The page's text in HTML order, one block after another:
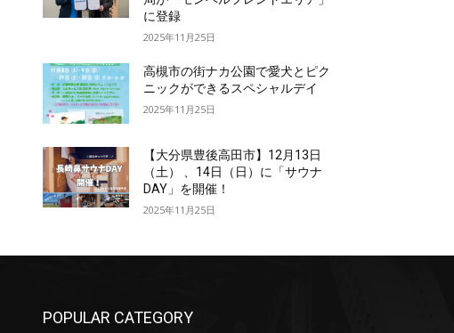
に登録
2025年11月25日
高槻市の街ナカ公園で愛犬とピク
ニックができるスペシャルデイ
2025年11月25日
【大分県豊後高田市】12月13日
（土） 、14日（日）に「サウナ
DAY」を開催！
2025年11月25日
POPULAR CATEGORY